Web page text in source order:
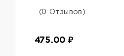
(0 Отзывов)
475.00 ₽